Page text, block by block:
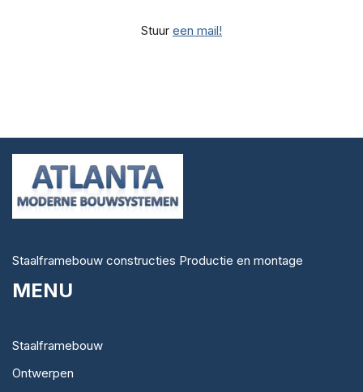
Stuur een mail!
Staalframebouw constructies Productie en montage
MENU
Staalframebouw
Ontwerpen